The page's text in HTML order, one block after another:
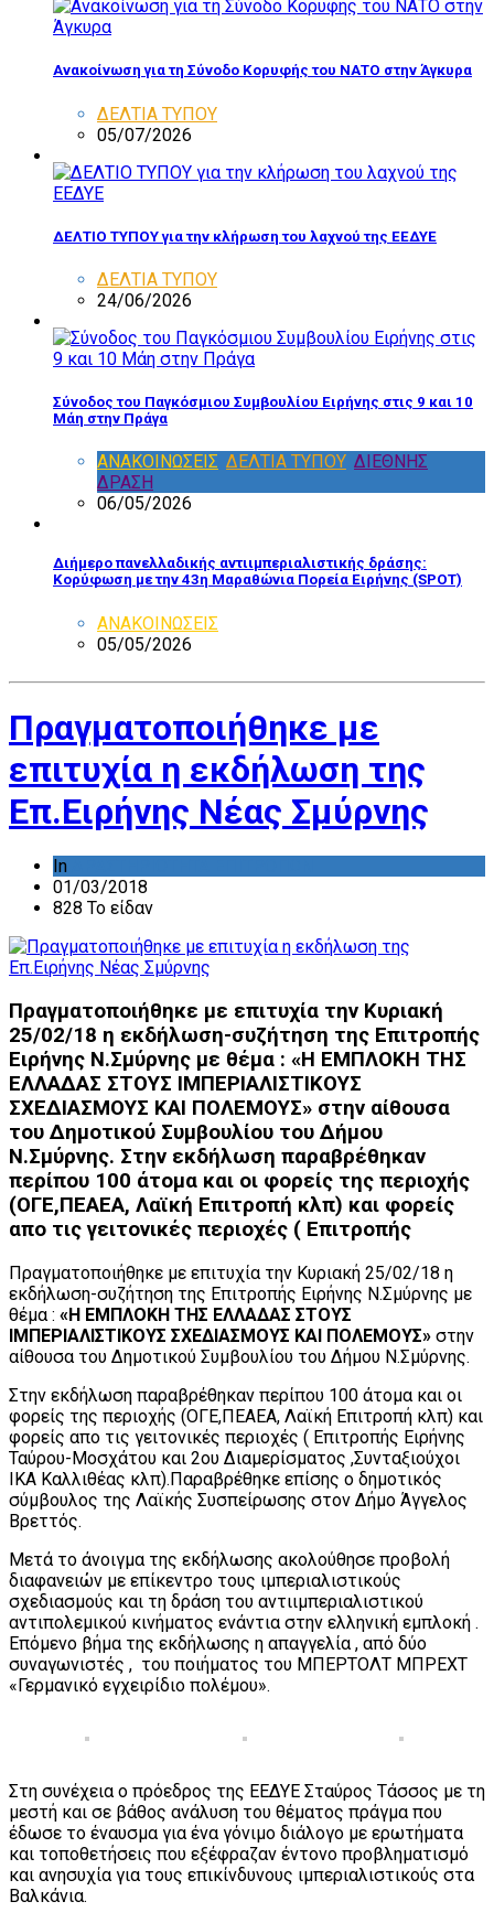
Ανακοίνωση για τη Σύνοδο Κορυφής του ΝΑΤΟ στην Άγκυρα
ΔΕΛΤΙΑ ΤΥΠΟΥ
05/07/2026
ΔΕΛΤΙΟ ΤΥΠΟΥ για την κλήρωση του λαχνού της ΕΕΔΥΕ
ΔΕΛΤΙΑ ΤΥΠΟΥ
24/06/2026
Σύνοδος του Παγκόσμιου Συμβουλίου Ειρήνης στις 9 και 10
Μάη στην Πράγα
ΑΝΑΚΟΙΝΩΣΕΙΣ ΔΕΛΤΙΑ ΤΥΠΟΥ ΔΙΕΘΝΗΣ
ΔΡΑΣΗ
06/05/2026
Διήμερο πανελλαδικής αντιιμπεριαλιστικής δράσης:
Κορύφωση με την 43η Μαραθώνια Πορεία Ειρήνης (SPOT)
ΑΝΑΚΟΙΝΩΣΕΙΣ
05/05/2026
Πραγματοποιήθηκε με
επιτυχία η εκδήλωση της
Επ.Ειρήνης Νέας Σμύρνης
In
01/03/2018
828 Το είδαν
Πραγματοποιήθηκε με επιτυχία την Κυριακή
25/02/18 η εκδήλωση-συζήτηση της Επιτροπής
Ειρήνης Ν.Σμύρνης με θέμα : «Η ΕΜΠΛΟΚΗ ΤΗΣ
ΕΛΛΑΔΑΣ ΣΤΟΥΣ ΙΜΠΕΡΙΑΛΙΣΤΙΚΟΥΣ
ΣΧΕΔΙΑΣΜΟΥΣ ΚΑΙ ΠΟΛΕΜΟΥΣ» στην αίθουσα
του Δημοτικού Συμβουλίου του Δήμου
Ν.Σμύρνης. Στην εκδήλωση παραβρέθηκαν
περίπου 100 άτομα και οι φορείς της περιοχής
(ΟΓΕ,ΠΕΑΕΑ, Λαϊκή Επιτροπή κλπ) και φορείς
απο τις γειτονικές περιοχές ( Επιτροπής
Πραγματοποιήθηκε με επιτυχία την Κυριακή 25/02/18 η
εκδήλωση-συζήτηση της Επιτροπής Ειρήνης Ν.Σμύρνης με
θέμα : «Η ΕΜΠΛΟΚΗ ΤΗΣ ΕΛΛΑΔΑΣ ΣΤΟΥΣ
ΙΜΠΕΡΙΑΛΙΣΤΙΚΟΥΣ ΣΧΕΔΙΑΣΜΟΥΣ ΚΑΙ ΠΟΛΕΜΟΥΣ» στην
αίθουσα του Δημοτικού Συμβουλίου του Δήμου Ν.Σμύρνης.
Στην εκδήλωση παραβρέθηκαν περίπου 100 άτομα και οι
φορείς της περιοχής (ΟΓΕ,ΠΕΑΕΑ, Λαϊκή Επιτροπή κλπ) και
φορείς απο τις γειτονικές περιοχές ( Επιτροπής Ειρήνης
Ταύρου-Μοσχάτου και 2ου Διαμερίσματος ,Συνταξιούχοι
ΙΚΑ Καλλιθέας κλπ).Παραβρέθηκε επίσης ο δημοτικός
σύμβουλος της Λαϊκής Συσπείρωσης στον Δήμο Άγγελος
Βρεττός.
Μετά το άνοιγμα της εκδήλωσης ακολούθησε προβολή
διαφανειών με επίκεντρο τους ιμπεριαλιστικούς
σχεδιασμούς και τη δράση του αντιιμπεριαλιστικού
αντιπολεμικού κινήματος ενάντια στην ελληνική εμπλοκή .
Επόμενο βήμα της εκδήλωσης η απαγγελία , από δύο
συναγωνιστές , του ποιήματος του ΜΠΕΡΤΟΛΤ ΜΠΡΕΧΤ
«Γερμανικό εγχειρίδιο πολέμου».
Στη συνέχεια ο πρόεδρος της ΕΕΔΥΕ Σταύρος Τάσσος με τη
μεστή και σε βάθος ανάλυση του θέματος πράγμα που
έδωσε το έναυσμα για ένα γόνιμο διάλογο με ερωτήματα
και τοποθετήσεις που εξέφραζαν έντονο προβληματισμό
και ανησυχία για τους επικίνδυνους ιμπεριαλιστικούς στα
Βαλκάνια.